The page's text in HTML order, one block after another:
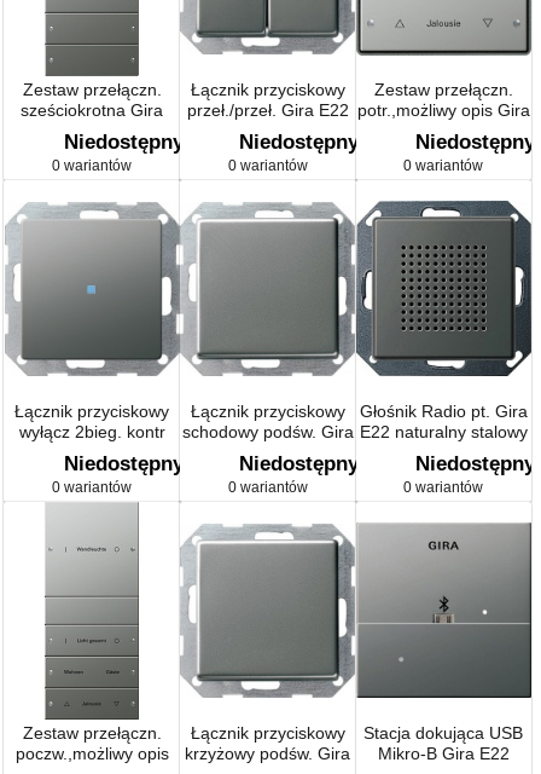
Zestaw przełączn.
sześciokrotna Gira
E22 naturalny stalowy
Niedostępny
0 wariantów
Łącznik przyciskowy
przeł./przeł. Gira E22
naturalny stalowy
Niedostępny
0 wariantów
Zestaw przełączn.
potr.,możliwy opis Gira
E22 naturalny stalowy
Niedostępny
0 wariantów
Łącznik przyciskowy
wyłącz 2bieg. kontr
Gira E22
Niedostępny
0 wariantów
Łącznik przyciskowy
schodowy podśw. Gira
E22 naturalny stalowy
Niedostępny
0 wariantów
Głośnik Radio pt. Gira
E22 naturalny stalowy
Niedostępny
0 wariantów
Zestaw przełączn.
poczw.,możliwy opis
Łącznik przyciskowy
krzyżowy podśw. Gira
Stacja dokująca USB
Mikro-B Gira E22